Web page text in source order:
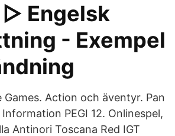
▷ Engelsk
- Exempel
Games‬. Action och äventyr. Pan
PEGI 12. Onlinespel,
Antinori Toscana Red IGT